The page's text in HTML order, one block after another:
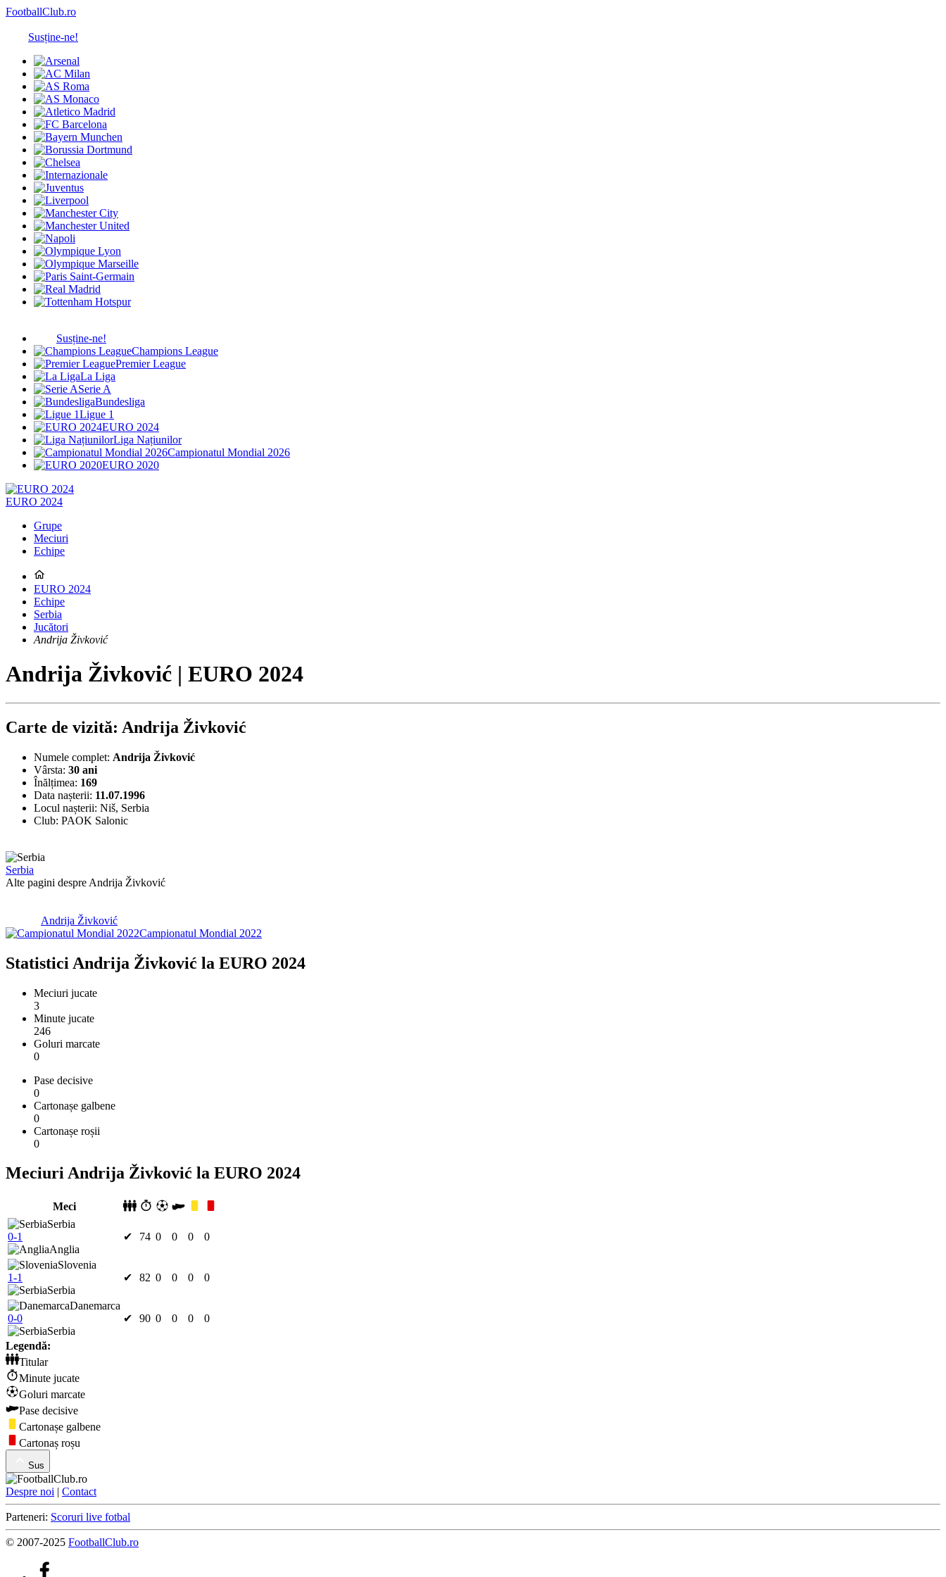
FootballClub.ro
Susține-ne!
Susține-ne!
Champions League
Premier League
La Liga
Serie A
Bundesliga
Ligue 1
EURO 2024
Liga Națiunilor
Campionatul Mondial 2026
EURO 2020
EURO 2024
Grupe
Meciuri
Echipe
EURO 2024
Echipe
Serbia
Jucători
Andrija Živković
Andrija Živković | EURO 2024
Carte de vizită: Andrija Živković
Numele complet: Andrija Živković
Vârsta: 30 ani
Înălțimea: 169
Data nașterii: 11.07.1996
Locul nașterii: Niš, Serbia
Club: PAOK Salonic
Serbia
Alte pagini despre Andrija Živković
Andrija Živković
Campionatul Mondial 2022
Statistici Andrija Živković la EURO 2024
Meciuri jucate
3
Minute jucate
246
Goluri marcate
0
Pase decisive
0
Cartonașe galbene
0
Cartonașe roșii
0
Meciuri Andrija Živković la EURO 2024
Meci
Serbia
0-1
Anglia
✔ 74 0 0 0 0
Slovenia
1-1
Serbia
✔ 82 0 0 0 0
Danemarca
0-0
Serbia
✔ 90 0 0 0 0
Legendă:
Titular
Minute jucate
Goluri marcate
Pase decisive
Cartonașe galbene
Cartonaș roșu
Sus
Despre noi | Contact
Parteneri: Scoruri live fotbal
© 2007-2025 FootballClub.ro